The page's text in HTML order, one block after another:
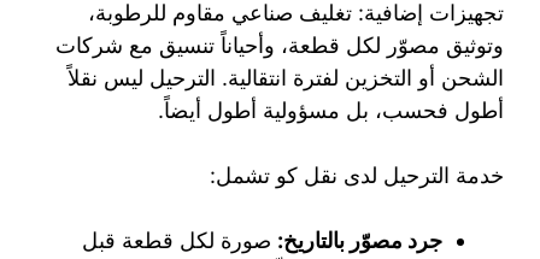
تجهيزات إضافية: تغليف صناعي مقاوم للرطوبة،
وتوثيق مصوّر لكل قطعة، وأحياناً تنسيق مع شركات
الشحن أو التخزين لفترة انتقالية. الترحيل ليس نقلاً
أطول فحسب، بل مسؤولية أطول أيضاً.
خدمة الترحيل لدى نقل كو تشمل:
جرد مصوّر بالتاريخ: صورة لكل قطعة قبل